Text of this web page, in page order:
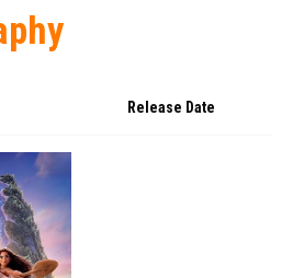
Release Date